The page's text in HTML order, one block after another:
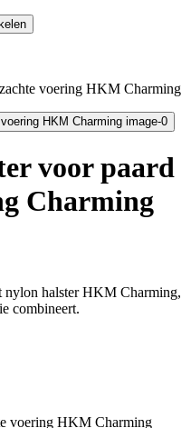
voering HKM Charming
voor paard
Charming
nylon halster HKM Charming,
combineert.